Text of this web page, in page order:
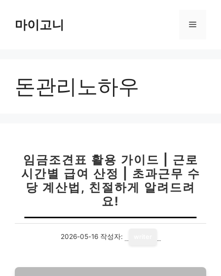
마이고니 메
돈관리노하우
임금조견표 활용 가이드 | 근로
시간별 급여 산정 | 초과근무 수
당 계산법, 친절하게 알려드려
요!
2026-05-16 작성자: